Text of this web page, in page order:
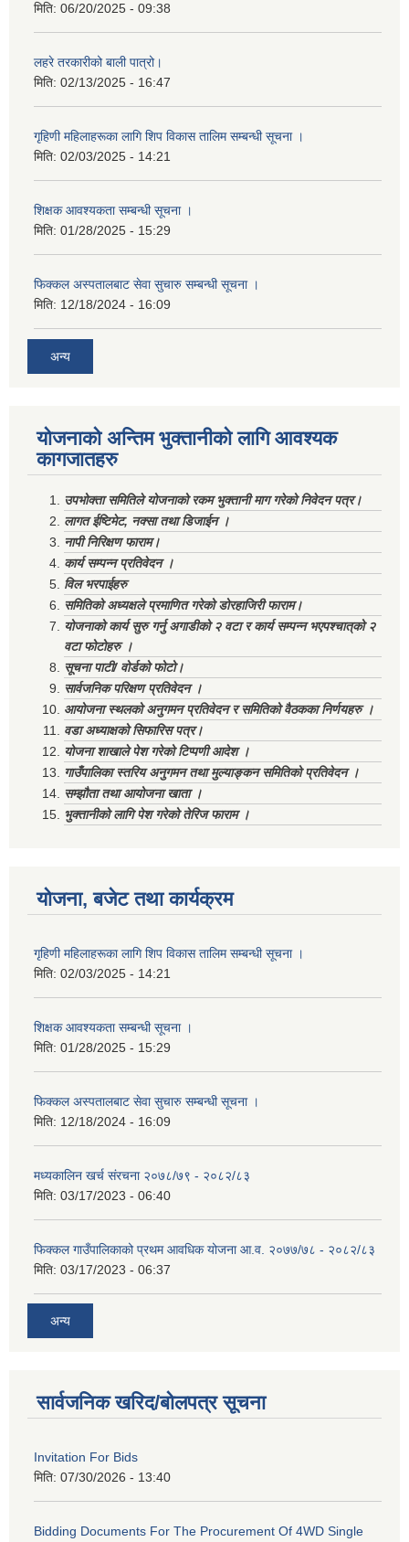
मिति: 06/20/2025 - 09:38
लहरे तरकारीको बाली पात्रो।
मिति: 02/13/2025 - 16:47
गृहिणी महिलाहरूका लागि शिप विकास तालिम सम्बन्धी सूचना ‌।
मिति: 02/03/2025 - 14:21
शिक्षक आवश्यकता सम्बन्धी सूचना ।
मिति: 01/28/2025 - 15:29
फिक्कल अस्पतालबाट सेवा सुचारु सम्बन्धी सूचना ।
मिति: 12/18/2024 - 16:09
अन्य
योजनाको अन्तिम भुक्तानीको लागि आवश्यक
कागजातहरु
उपभोक्ता समितिले योजनाको रकम भुक्तानी माग गरेको निवेदन पत्र।
लागत ईष्टिमेट, नक्सा तथा डिजाईन ।
नापी निरिक्षण फाराम।
कार्य सम्पन्न प्रतिवेदन ।
विल भरपाईहरु
समितिको अध्यक्षले प्रमाणित गरेको डोरहाजिरी फाराम।
योजनाको कार्य सुरु गर्नु अगाडीको २ वटा र कार्य सम्पन्न भएपश्चात्‌को २
वटा फोटोहरु ।
सूचना पाटी/ वोर्डको फोटो।
सार्वजनिक परिक्षण प्रतिवेदन ।
आयोजना स्थलको अनुगमन प्रतिवेदन र समितिको वैठकका निर्णयहरु ।
वडा अध्याक्षको सिफारिस पत्र।
योजना शाखाले पेश गरेको टिप्पणी आदेश ।
गाउँपालिका स्तरिय अनुगमन तथा मुल्याङ्कन समितिको प्रतिवेदन ।
सम्झौता तथा आयोजना खाता ।
भुक्तानीको लागि पेश गरेको तेरिज फाराम ।
योजना, बजेट तथा कार्यक्रम
गृहिणी महिलाहरूका लागि शिप विकास तालिम सम्बन्धी सूचना ‌।
मिति: 02/03/2025 - 14:21
शिक्षक आवश्यकता सम्बन्धी सूचना ।
मिति: 01/28/2025 - 15:29
फिक्कल अस्पतालबाट सेवा सुचारु सम्बन्धी सूचना ।
मिति: 12/18/2024 - 16:09
मध्यकालिन खर्च संरचना २०७८/७९ - २०८२/८३
मिति: 03/17/2023 - 06:40
फिक्कल गाउँपालिकाको प्रथम आवधिक योजना आ.व. २०७७/७८ - २०८२/८३
मिति: 03/17/2023 - 06:37
अन्य
सार्वजनिक खरिद/बोलपत्र सूचना
Invitation For Bids
मिति: 07/30/2026 - 13:40
Bidding Documents For The Procurement Of 4WD Single